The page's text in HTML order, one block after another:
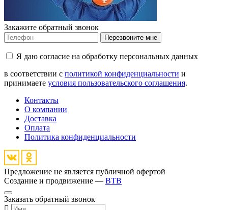
Закажите обратный звонок
Перезвоните мне
Я даю согласие на обработку персональных данных
в соответствии с политикой конфиденциальности и
принимаете условия пользовательского соглашения.
Контакты
О компании
Доставка
Оплата
Политика конфиденциальности
Предложение не является публичной офертой
Создание и продвижение — BTB
Заказать обратный звонок